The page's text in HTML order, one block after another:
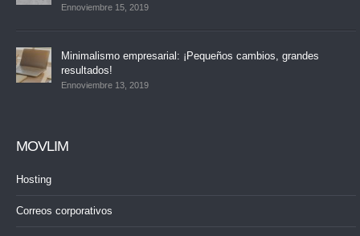
Ennoviembre 15, 2019
Minimalismo empresarial: ¡Pequeños cambios, grandes
resultados!
Ennoviembre 13, 2019
MOVLIM
Hosting
Correos corporativos